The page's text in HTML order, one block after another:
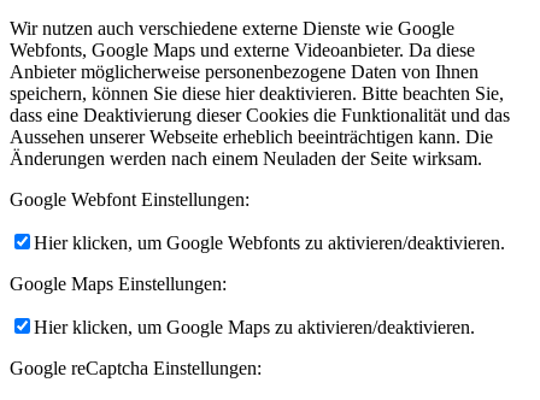
Wir nutzen auch verschiedene externe Dienste wie Google
Webfonts, Google Maps und externe Videoanbieter. Da diese
Anbieter möglicherweise personenbezogene Daten von Ihnen
speichern, können Sie diese hier deaktivieren. Bitte beachten Sie,
dass eine Deaktivierung dieser Cookies die Funktionalität und das
Aussehen unserer Webseite erheblich beeinträchtigen kann. Die
Änderungen werden nach einem Neuladen der Seite wirksam.
Google Webfont Einstellungen:
Hier klicken, um Google Webfonts zu aktivieren/deaktivieren.
Google Maps Einstellungen:
Hier klicken, um Google Maps zu aktivieren/deaktivieren.
Google reCaptcha Einstellungen: